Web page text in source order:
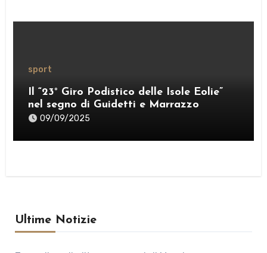
sport
Il “23° Giro Podistico delle Isole Eolie”
nel segno di Guidetti e Marrazzo
09/09/2025
Ultime Notizie